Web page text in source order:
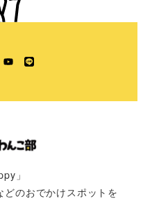
TwitterYouTube
LINE
」
のおでかけスポットを